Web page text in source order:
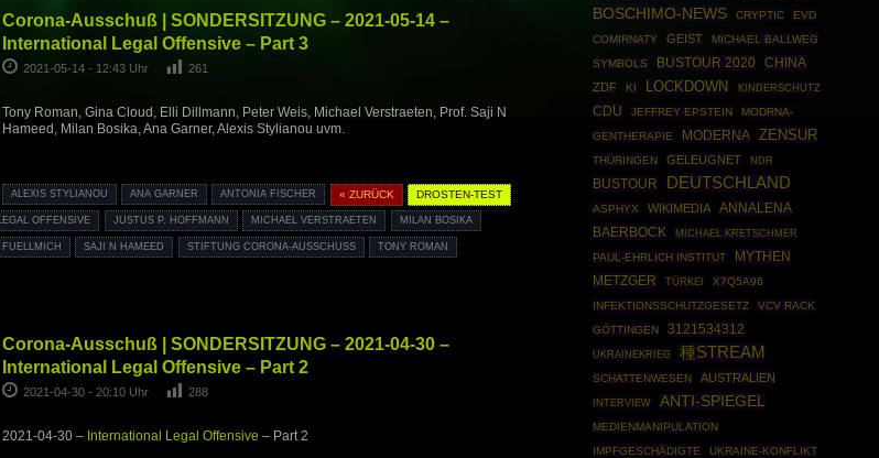
Corona-Ausschuß | SONDERSITZUNG – 2021-05-14 –
International Legal Offensive – Part 3
2021-05-14 - 12:43 Uhr 261
Tony Roman, Gina Cloud, Elli Dillmann, Peter Weis, Michael Verstraeten, Prof. Saji N
Hameed, Milan Bosika, Ana Garner, Alexis Stylianou uvm.
ALEXIS STYLIANOU ANA GARNER ANTONIA FISCHER « ZURÜCK DROSTEN-TEST
OFFENSIVE JUSTUS P. HOFFMANN MICHAEL VERSTRAETEN MILAN BOSIKA
SAJI N HAMEED STIFTUNG CORONA-AUSSCHUSS TONY ROMAN
Corona-Ausschuß | SONDERSITZUNG – 2021-04-30 –
International Legal Offensive – Part 2
2021-04-30 - 20:10 Uhr 288
2021-04-30 – International Legal Offensive – Part 2
BOSCHIMO-NEWS CRYPTIC
EVD
COMIRNATY
GEIST
MICHAEL BALLWEG
SYMBOLS
BUSTOUR 2020 CHINA
ZDF KI LOCKDOWN KINDERSCHUTZ
CDU JEFFREY EPSTEIN
MODRNA-
GENTHERAPIE
MODERNA ZENSUR
THÜRINGEN GELEUGNET NDR
BUSTOUR DEUTSCHLAND
ASPHYX WIKIMEDIA
ANNALENA
BAERBOCK
MICHAEL KRETSCHMER
PAUL-EHRLICH INSTITUT
MYTHEN
METZGER
TÜRKEI
X7Q5A96
INFEKTIONSSCHUTZGESETZ
VCV RACK
GÖTTINGEN
3121534312
UKRAINEKRIEG 種STREAM
SCHATTENWESEN AUSTRALIEN
INTERVIEW ANTI-SPIEGEL
MEDIENMANIPULATION
IMPFGESCHÄDIGTE
UKRAINE-KONFLIKT